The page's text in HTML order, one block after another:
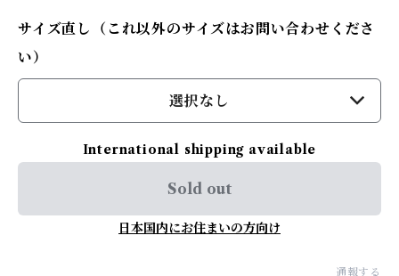
サイズ直し（これ以外のサイズはお問い合わせくださ
い）
選択なし
International shipping available
Sold out
日本国内にお住まいの方向け
通報する